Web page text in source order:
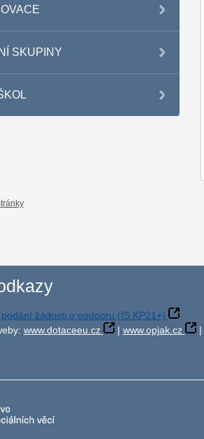
SKUPINY
žádosti o podporu (IS KP21+)
www.dotaceeu.cz | www.opjak.cz |